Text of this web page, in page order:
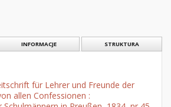
INFORMACJE STRUKTURA
für Lehrer und Freunde der
allen Confessionen :